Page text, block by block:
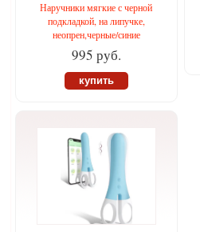
Наручники мягкие с черной
подкладкой, на липучке,
неопрен,черные/синие
995 руб.
купить